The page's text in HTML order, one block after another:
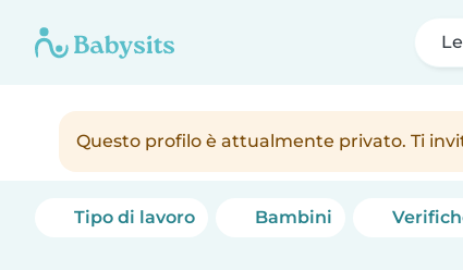
Questo profilo è attualmente privato. Ti
Tipo di lavoro Bambini